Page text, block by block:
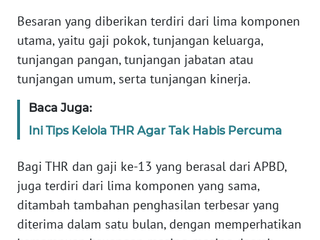
Besaran yang diberikan terdiri dari lima komponen
utama, yaitu gaji pokok, tunjangan keluarga,
tunjangan pangan, tunjangan jabatan atau
tunjangan umum, serta tunjangan kinerja.
Baca Juga:
Ini Tips Kelola THR Agar Tak Habis Percuma
Bagi THR dan gaji ke-13 yang berasal dari APBD,
juga terdiri dari lima komponen yang sama,
ditambah tambahan penghasilan terbesar yang
diterima dalam satu bulan, dengan memperhatikan
DISCLAIMER
Wahana
News
Regional
WN
SUMUT
JAKARTA
WN